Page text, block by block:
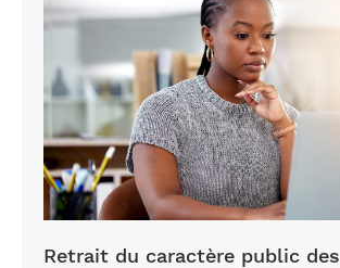
Retrait du caractère public des